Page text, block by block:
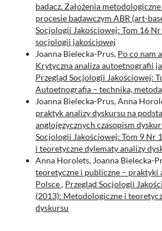
badacz. Założenia
procesie badawczym ABR (art-
Socjologii Jakościowej: Tom 16
socjologii jakościowej
Joanna Bielecka-Prus, Po co nam
Krytyczna analiza autoetnografii
Przegląd Socjologii Jakościowej:
Autoetnografia – technika,
Joanna Bielecka-Prus, Anna
praktyk analizy dyskursu na
anglojęzycznych czasopism
Socjologii Jakościowej: Tom 9 Nr
i teoretyczne dylematy analizy
Anna Horolets, Joanna Bielecka-
teoretyczne i publiczne – praktyki
Polsce, Przegląd Socjologii
(2013): Metodologiczne i
dyskursu